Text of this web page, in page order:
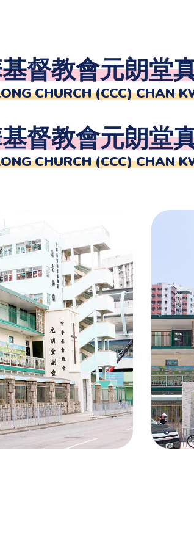
督教會元朗堂
CHURCH (CCC) CHAN
督教會元朗堂
CHURCH (CCC) CHAN
光幼稚園